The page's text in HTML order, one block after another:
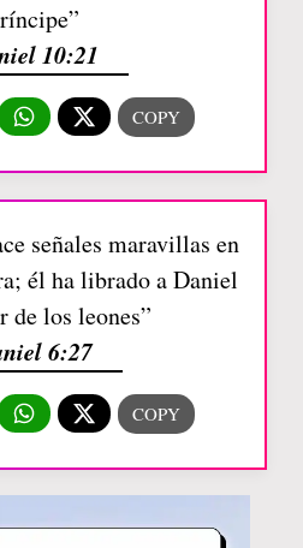
10:21
señales maravillas en
él ha librado a Daniel
de los leones”
6:27